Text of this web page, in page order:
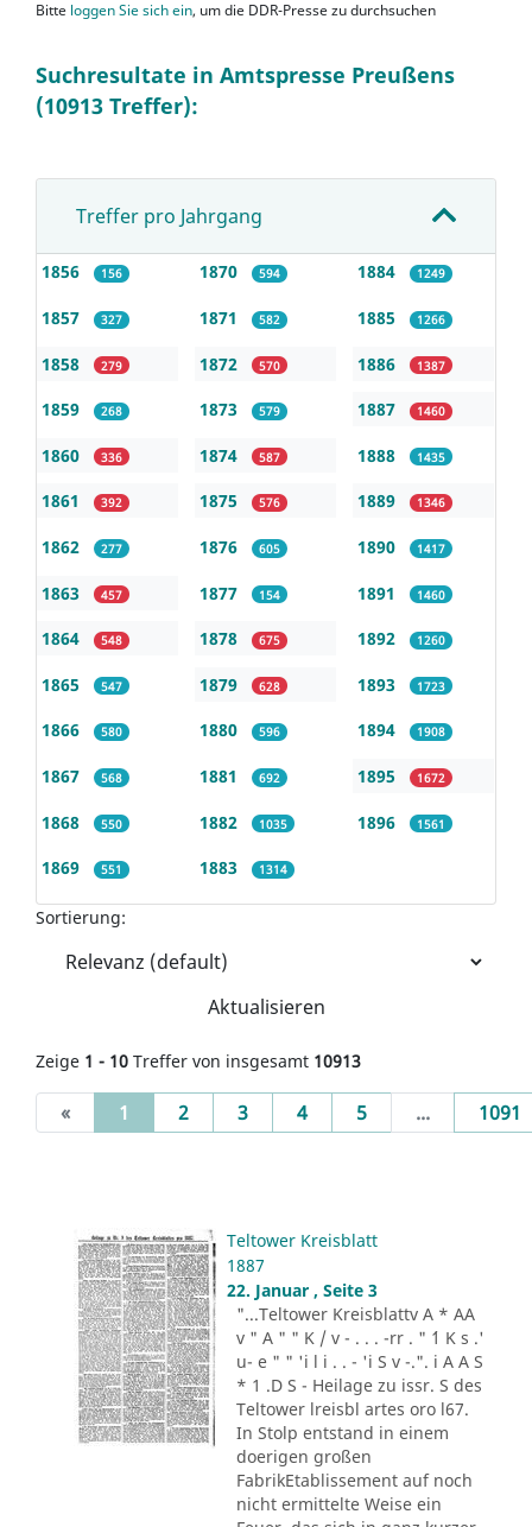
Bitte loggen Sie sich ein, um die DDR-Presse zu durchsuchen
Suchresultate in Amtspresse Preußens
(10913 Treffer):
Treffer pro Jahrgang
1856 156
1857 327
1858 279
1859 268
1860 336
1861 392
1862 277
1863 457
1864 548
1865 547
1866 580
1867 568
1868 550
1869 551
1870 594
1871 582
1872 570
1873 579
1874 587
1875 576
1876 605
1877 154
1878 675
1879 628
1880 596
1881 692
1882 1035
1883 1314
1884 1249
1885 1266
1886 1387
1887 1460
1888 1435
1889 1346
1890 1417
1891 1460
1892 1260
1893 1723
1894 1908
1895 1672
1896 1561
Sortierung:
Aktualisieren
Zeige 1 - 10 Treffer von insgesamt 10913
« 1 (current)
2 3 4 5 ... 1091
Teltower Kreisblatt
1887
22. Januar , Seite 3
"...Teltower Kreisblattv A * AA
v " A " " K / v - . . . -rr . " ´1 K s .'
u- e " " 'i l i . . - 'i S v -.". i A A S
* 1 .D S - Heilage zu issr. S des
Teltower lreisbl artes oro l67.
In Stolp entstand in einem
doerigen großen
FabrikEtablissement auf noch
nicht ermittelte Weise ein